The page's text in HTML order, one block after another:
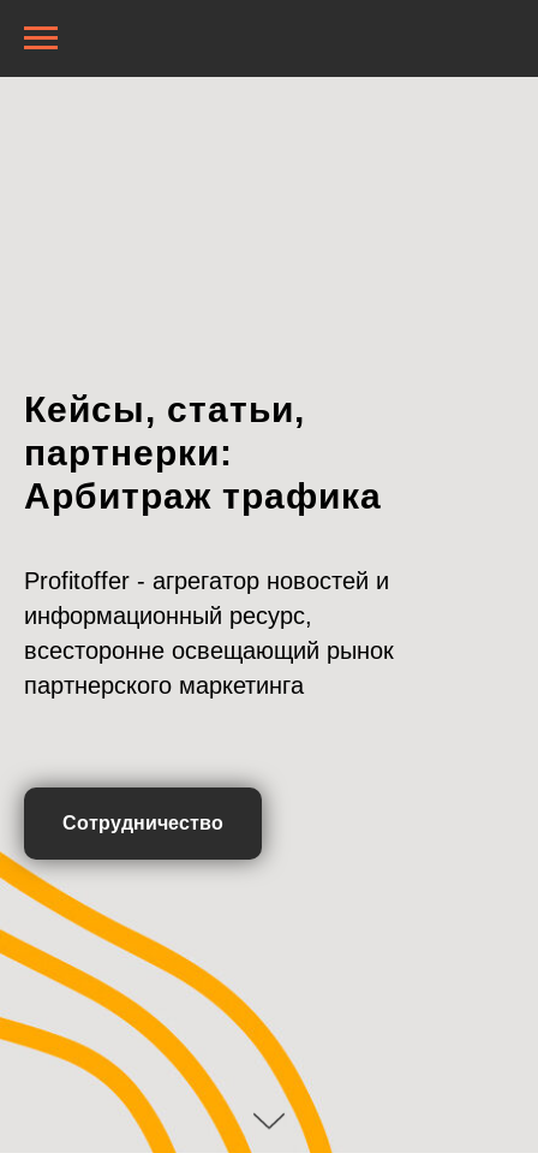
Кейсы, статьи,
партнерки:
Арбитраж трафика
Profitoffer - агрегатор новостей и
информационный ресурс,
всесторонне освещающий рынок
партнерского маркетинга
Сотрудничество